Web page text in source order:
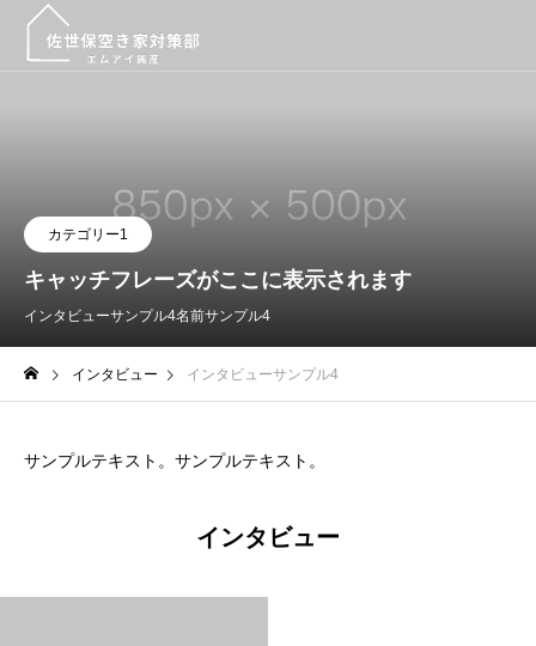
カテゴリー1
キャッチフレーズがここに表示されます
インタビューサンプル4名前サンプル4
インタビュー インタビューサンプル4
サンプルテキスト。サンプルテキスト。
インタビュー